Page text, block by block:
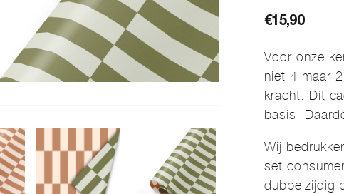
€15,90
Voor onze
niet 4 maar
kracht. Dit
basis.
Wij
set
dubbelzijdig